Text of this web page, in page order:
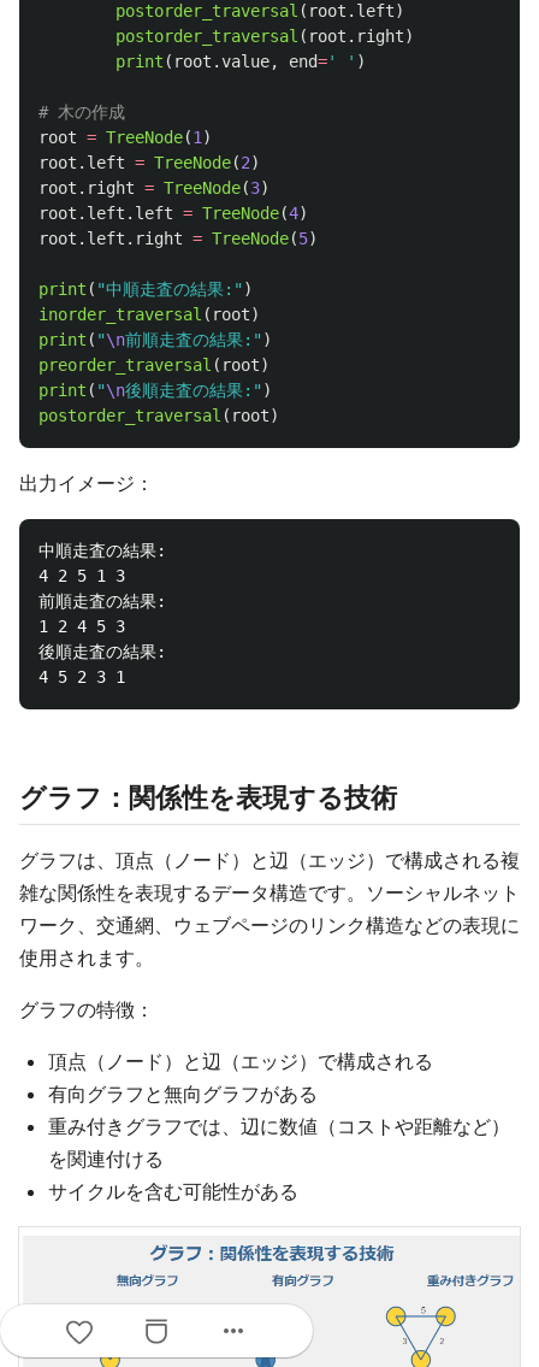
postorder_traversal ( root . left)
postorder_traversal ( root . right)
print ( root .value, end=' ' )
root = TreeNode(1 )
root . left = TreeNode(2)
root . right = TreeNode(3)
root . left . left = TreeNode(4)
root . left . right = TreeNode(5)
print ( "中順走査の結果: " )
inorder_traversal ( root)
print ( "\n前順走査の結果: " )
preorder_traversal ( root)
print ( "\n後順走査の結果: " )
postorder_traversal ( root)
出力イメージ：
中順走査の結果:
4 2 5 1 3
前順走査の結果:
1 2 4 5 3
後順走査の結果:
グラフ：関係性を表現する技術
グラフは、頂点（ノード）と辺（エッジ）で構成される複
雑な関係性を表現するデータ構造です。ソーシャルネット
ワーク、交通網、ウェブページのリンク構造などの表現に
使用されます。
グラフの特徴：
頂点（ノード）と辺（エッジ）で構成される
有向グラフと無向グラフがある
重み付きグラフでは、辺に数値（コストや距離など）
を関連付ける
サイクルを含む可能性がある
more_horiz